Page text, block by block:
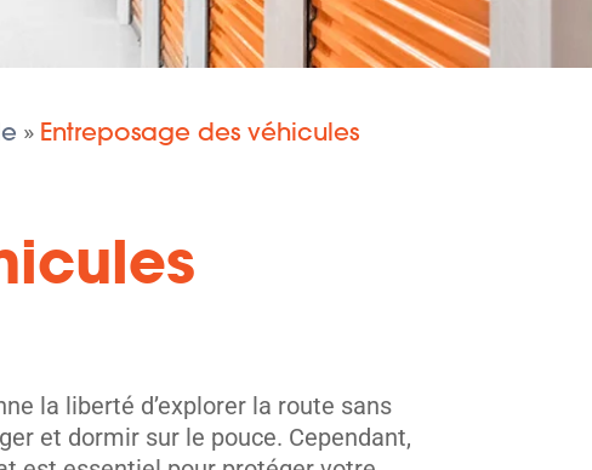
» Entreposage des véhicules
la liberté d’explorer la route sans
et dormir sur le pouce. Cependant,